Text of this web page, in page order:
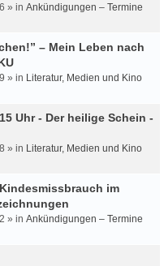
» in Ankündigungen – Termine
– Mein Leben nach
» in Literatur, Medien und Kino
Uhr - Der heilige Schein -
» in Literatur, Medien und Kino
im
» in Ankündigungen – Termine